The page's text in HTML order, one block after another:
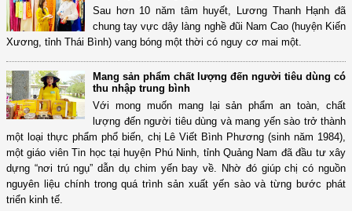
Sau hơn 10 năm tâm huyết, Lương Thanh Hạnh đã
chung tay vực dậy làng nghề đũi Nam Cao (huyện Kiến
Xương, tỉnh Thái Bình) vang bóng một thời có nguy cơ mai một.
Mang sản phẩm chất lượng đến người tiêu dùng có
thu nhập trung bình
Với mong muốn mang lại sản phẩm an toàn, chất
lượng đến người tiêu dùng và mang yến sào trở thành
một loại thực phẩm phổ biến, chị Lê Viết Bình Phương (sinh năm 1984),
một giáo viên Tin học tại huyện Phú Ninh, tỉnh Quảng Nam đã đầu tư xây
dựng “nơi trú ngụ” dẫn dụ chim yến bay về. Nhờ đó giúp chị có nguồn
nguyên liệu chính trong quá trình sản xuất yến sào và từng bước phát
triển kinh tế.